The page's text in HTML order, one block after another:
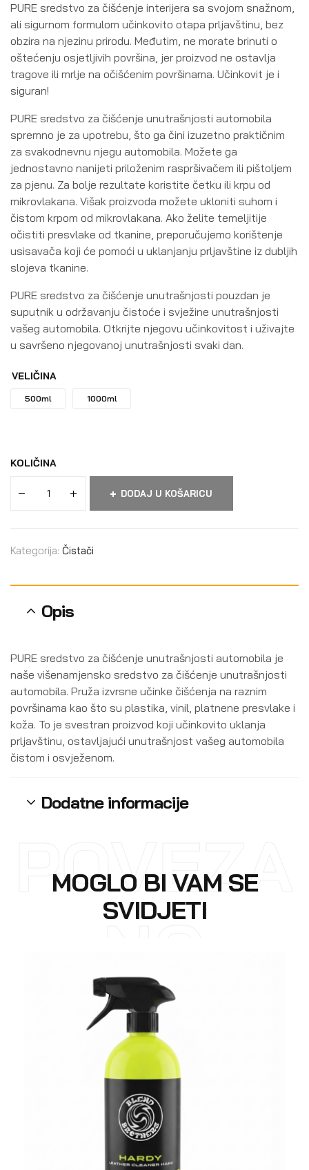
PURE sredstvo za čišćenje interijera sa svojom snažnom,
ali sigurnom formulom učinkovito otapa prljavštinu, bez
obzira na njezinu prirodu. Međutim, ne morate brinuti o
oštećenju osjetljivih površina, jer proizvod ne ostavlja
tragove ili mrlje na očišćenim površinama. Učinkovit je i
siguran!
PURE sredstvo za čišćenje unutrašnjosti automobila
spremno je za upotrebu, što ga čini izuzetno praktičnim
za svakodnevnu njegu automobila. Možete ga
jednostavno nanijeti priloženim raspršivačem ili pištoljem
za pjenu. Za bolje rezultate koristite četku ili krpu od
mikrovlakana. Višak proizvoda možete ukloniti suhom i
čistom krpom od mikrovlakana. Ako želite temeljitije
očistiti presvlake od tkanine, preporučujemo korištenje
usisavača koji će pomoći u uklanjanju prljavštine iz dubljih
slojeva tkanine.
PURE sredstvo za čišćenje unutrašnjosti pouzdan je
suputnik u održavanju čistoće i svježine unutrašnjosti
vašeg automobila. Otkrijte njegovu učinkovitost i uživajte
u savršeno njegovanoj unutrašnjosti svaki dan.
VELIČINA
500ml 1000ml
KOLIČINA
DODAJ U KOŠARICU
Kategorija: Čistači
Opis
PURE sredstvo za čišćenje unutrašnjosti automobila je
naše višenamjensko sredstvo za čišćenje unutrašnjosti
automobila. Pruža izvrsne učinke čišćenja na raznim
površinama kao što su plastika, vinil, platnene presvlake i
koža. To je svestran proizvod koji učinkovito uklanja
prljavštinu, ostavljajući unutrašnjost vašeg automobila
čistom i osvježenom.
Dodatne informacije
MOGLO BI VAM SE
SVIDJETI
POVEZA
NO